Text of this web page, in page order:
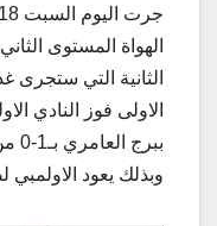
الهواة المستوى
الثانية التي ستجرى
الاولى فوز النادي
وبذلك يعود